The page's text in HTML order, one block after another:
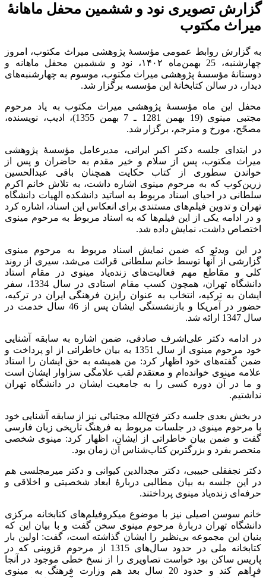
گزارش تصویری نود و ششمین محفل ماهانۀ
میراث مکتوب
به گزارش روابط عمومی مؤسسۀ پژوهشی میراث مکتوب، امروز
چهارشنبه، 25 بهمن‌ماه ۱۴۰۲، نود و ششمین محفل ماهانه و
دوستانۀ مؤسسۀ پژوهشی میراث مکتوب، موسوم به چهارشنبه‌های
دیدار، در سالن کتابخانۀ این مؤسسه برگزار شد.
محفل این ماه مؤسسۀ پژوهشی میراث مکتوب به یاد مرحوم
مجتبی مینوی (19 بهمن 1281 ـ 7 بهمن 1355)، ادیب، نویسنده،
مصحّح، مورخ و مترجم، برگزار شد.
در ابتدای جلسه دکتر اکبر ایرانی، مدیرعامل مؤسسۀ پژوهشی
میراث مکتوب، پس از سلام و خیر مقدم به حاضران و پس از
خواندن سطوری از کتاب حکایت همچنان باقی عبدالحسین
زرین‌کوب که به مرحوم مینوی اشاره داشت، به تلاش خانم اکرم
سلطانی در احیای اسناد مربوط به اساتید دانشکده الهیات دانشگاه
تهران و تدوین فیلم‌های مستندی برای انعکاس این اسناد، اشاره کرد
و در ادامه یکی از این فیلم‌ها که به اسناد مربوط به مرحوم مینوی
اختصاص داشت، نمایش داده شد.
در این ویدئو که ضمن نمایش اسناد مربوط به مرحوم مینوی
گزارشی از آنها توسط خانم سلطانی قرائت می‌شد، سیری از روند
کلی و مقاطع مهم فعالیت‌های زنده‌یاد مینوی در مقام استاد
دانشگاه تهران، همچون کسب مقام استادی در سال 1334، سفر
ایشان به ترکیه، انتخاب به عنوان رایزن فرهنگی ایران در ترکیه،
حضور در آمریکا و بازنشستگی ایشان پس از 46 سال خدمت در
سال 1347 ارائه شد.
در ادامه دکتر علی‌اشرف صادقی، ضمن اشاره به سابقه آشنایی
خود مرحوم مینوی از سال 1351 به بیان خاطراتی از او پرداخت و
ضمن گفته‌های خود اظهار کرد: من همیشه به حق ایشان را استاد
علامه مینوی خوانده‌ام و معتقدم لقب علامگی سزاوار ایشان است
و ما در آن دوره کسی را به جامعیت ایشان در دانشگاه تهران
نداشتیم.
در بخش بعدی جلسه دکتر فتح‌الله مجتبائی نیز از سابقه آشنایی خود
با مرحوم مینوی در جلسات مربوط به فرهنگ تاریخی زبان فارسی
گفت و ضمن بیان خاطراتی از ایشان، اظهار کرد: مینوی شخصی
منحصر بفرد و بزرگترین کتاب‌شناس آن زمان بود.
دکتر نجفقلی حبیبی، دکتر مجدالدین کیوانی و دکتر میرمجلسی هم
در این جلسه به بیان مطالبی دربارۀ ابعاد شخصیتی و اخلاقی و
حرفه‌ای زنده‌یاد مینوی پرداختند.
خانم سوسن اصیلی نیز با موضوع میکروفیلم‌های کتابخانه مرکزی
دانشگاه تهران دربارۀ مرحوم مینوی سخن گفت و با بیان این که
بنیان این مجموعه بی‌نظیر را ایشان گذاشته است، گفت: اولین بار
کتابخانه ملی در حدود سال‌های 1315 از مرحوم قزوینی که در
پاریس ساکن بود خواست تصاویری را از نسخ خطی موجود در آنجا
فراهم کند و حدود 20 سال بعد هم وزارت فرهنگ به مینوی